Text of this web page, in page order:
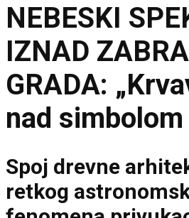
NEBESKI
IZNAD
GRADA:
nad
Spoj drevne
retkog